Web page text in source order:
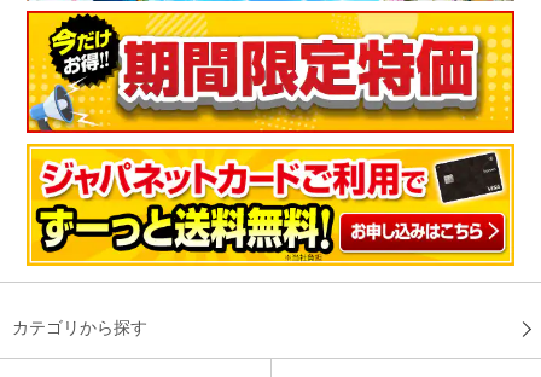
焼けます。
（ 千葉県 50代T.N様）
毎日使ってます
上手にパンが焼けます。操作も簡単で焦げずにパンが焼ける
為、非常に便利です。毎日使ってます。
（愛媛県40代Y.N様）
絶妙な焼き上がり！
カテゴリから探す